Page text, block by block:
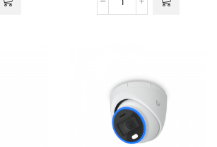
Ubiquiti
AI
Turret
IP
Camera
(Black)